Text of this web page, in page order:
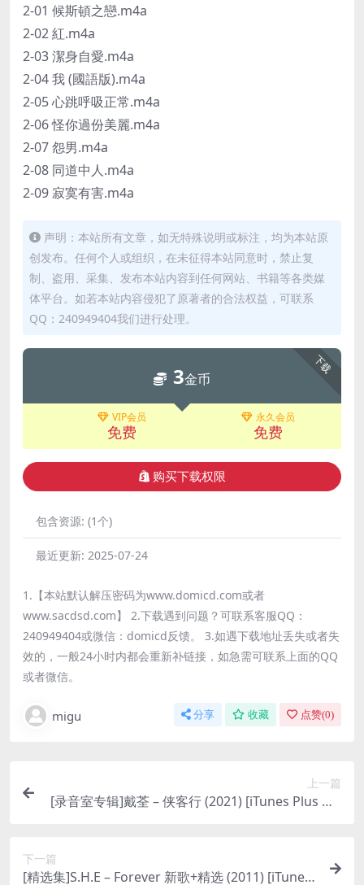
2-01 候斯頓之戀.m4a
2-02 紅.m4a
2-03 潔身自愛.m4a
2-04 我 (國語版).m4a
2-05 心跳呼吸正常.m4a
2-06 怪你過份美麗.m4a
2-07 怨男.m4a
2-08 同道中人.m4a
2-09 寂寞有害.m4a
声明：本站所有文章，如无特殊说明或标注，均为本站原
创发布。任何个人或组织，在未征得本站同意时，禁止复
制、盗用、采集、发布本站内容到任何网站、书籍等各类媒
体平台。如若本站内容侵犯了原著者的合法权益，可联系
QQ：240949404我们进行处理。
下载
3金币
VIP会员
免费
永久会员
免费
购买下载权限
包含资源: (1个)
最近更新: 2025-07-24
1.【本站默认解压密码为www.domicd.com或者
www.sacdsd.com】 2.下载遇到问题？可联系客服QQ：
240949404或微信：domicd反馈。 3.如遇下载地址丢失或者失
效的，一般24小时内都会重新补链接，如急需可联系上面的QQ
或者微信。
migu 分享 收藏 点赞(0)
上一篇
[录音室专辑]戴荃 – 侠客行 (2021) [iTunes Plus M4
下一篇
[精选集]S.H.E – Forever 新歌+精选 (2011) [iTunes